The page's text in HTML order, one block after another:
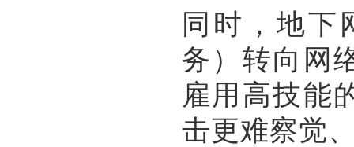
同时，地下
务）转向网
雇用高技能
击更难察觉